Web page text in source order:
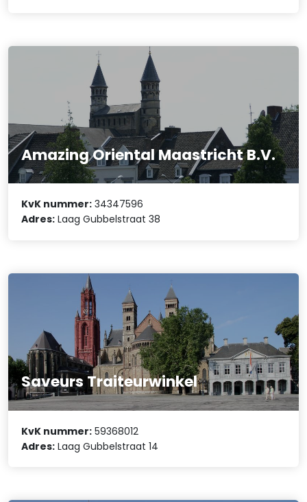
Amazing Oriental Maastricht B.V.
KvK nummer: 34347596
Adres: Laag Gubbelstraat 38
Saveurs Traiteurwinkel
KvK nummer: 59368012
Adres: Laag Gubbelstraat 14